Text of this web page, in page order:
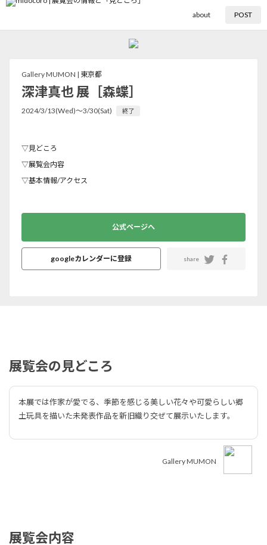
about POST
Gallery MUMON | 東京都
深津真也 展［森蝶］
2024/3/13(Wed)〜3/30(Sat) 終了
▽見どころ
▽展覧会内容
▽基本情報/アクセス
公式ページへ
googleカレンダーに登録 share
展覧会の見どころ
本展では作家が愛でる、季節を感じる美しい花々や可愛らしい郷
土玩具を描いた未発表作品を新旧織り交ぜて展示いたします。
Gallery MUMON
展覧会内容